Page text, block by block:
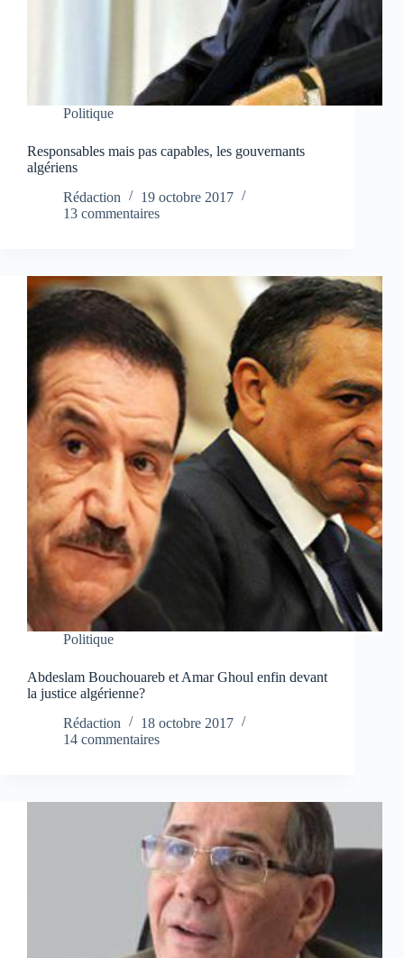
Politique
Responsables mais pas capables, les gouvernants
algériens
Rédaction
19 octobre 2017
13 commentaires
Politique
Abdeslam Bouchouareb et Amar Ghoul enfin devant
la justice algérienne?
Rédaction
18 octobre 2017
14 commentaires